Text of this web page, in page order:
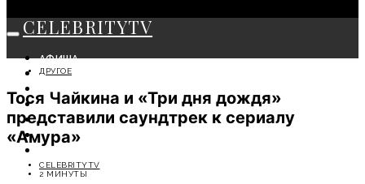
CELEBRITYTV
АФИША
СОБЫТИЯ
КРАСОТА
МОДА
ЛИЧНОСТЬ
ОТДЫХ
ДРУГОЕ
Тося Чайкина и «Три дня дождя»
представили саундтрек к сериалу
«Амура»
CELEBRITYTV
2 МИНУТЫ